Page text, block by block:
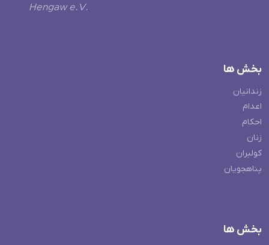
Hengaw e.V.
بخش ها
زندانیان
اعدام
احکام
زنان
کولبران
پناهجویان
بخش ها